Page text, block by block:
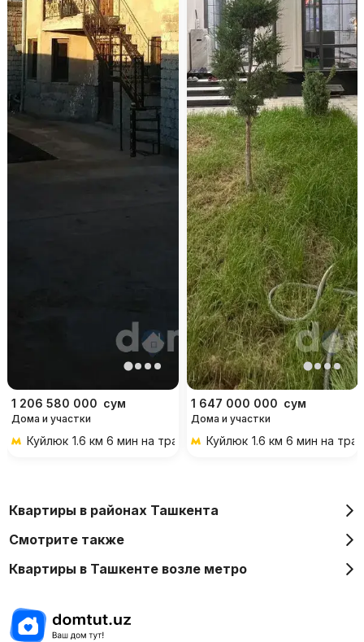
1 206 580 000 сум
Дома и участки
Куйлюк 1.6 км 6 мин на транспорте
1 647 000 000 сум
Дома и участки
Куйлюк 1.6 км 6 мин на
Квартиры в районах Ташкента
Смотрите также
Квартиры в Ташкенте возле метро